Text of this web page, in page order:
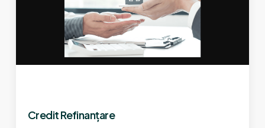
Credit Refinanțare